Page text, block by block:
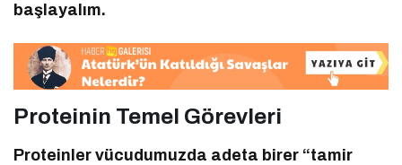
başlayalım.
Proteinin Temel Görevleri
Proteinler vücudumuzda adeta birer “tamir